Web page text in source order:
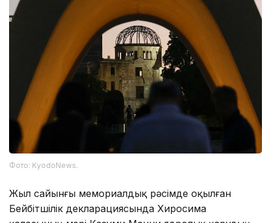
Фото: KyodoNews.
Жыл сайынғы мемориалдық рәсімде оқылған
Бейбітшілік декларациясында Хиросима